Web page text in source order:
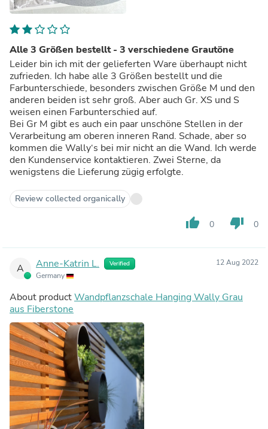
Alle 3 Größen bestellt - 3 verschiedene Grautöne
Leider bin ich mit der gelieferten Ware überhaupt nicht
zufrieden. Ich habe alle 3 Größen bestellt und die
Farbunterschiede, besonders zwischen Größe M und den
anderen beiden ist sehr groß. Aber auch Gr. XS und S
weisen einen Farbunterschied auf.
Bei Gr M gibt es auch ein paar unschöne Stellen in der
Verarbeitung am oberen inneren Rand. Schade, aber so
kommen die Wally‘s bei mir nicht an die Wand. Ich werde
den Kundenservice kontaktieren. Zwei Sterne, da
wenigstens die Lieferung zügig erfolgte.
Review collected organically
thumb_up 0 thumb_down 0
A Anne-Katrin L. Verified
Germany
12 Aug 2022
About productWandpflanzschale Hanging Wally Grau
aus Fiberstone